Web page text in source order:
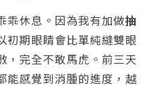
乖休息。因為我有加做抽
初期眼睛會比單純縫雙眼
，完全不敢馬虎。前三天
能感覺到消腫的進度，越